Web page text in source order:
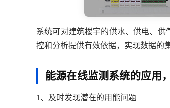
系统可对建筑楼宇的供水、供电、
控和分析提供有效依据，实现数据的
能源在线监测系统的应用
1、及时发现潜在的用能问题